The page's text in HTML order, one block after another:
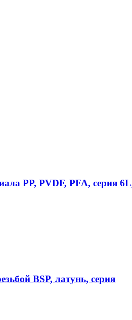
PP, PVDF, PFA, серия
BSP, латунь, серия